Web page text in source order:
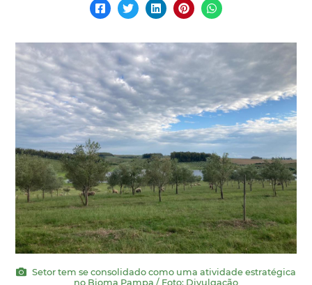
Setor tem se consolidado como uma atividade estratégica